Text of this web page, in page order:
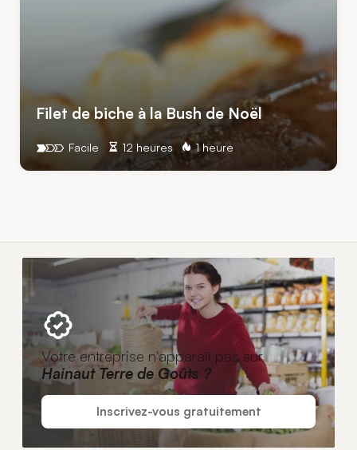
Filet de biche à la Bush de Noël
12 heures 1 heure
Facile
Votre entreprise n'apparaît pas sur
Hainaut Terre de Goûts ?
Inscrivez-vous gratuitement